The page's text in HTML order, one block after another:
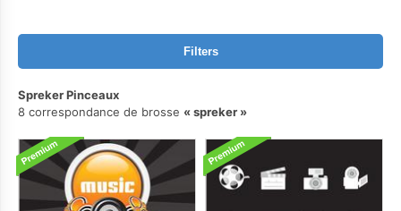
Filters
Spreker Pinceaux
8 correspondance de brosse
spreker